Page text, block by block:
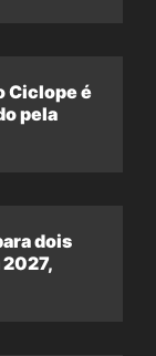
Ciclope é
pela
dois